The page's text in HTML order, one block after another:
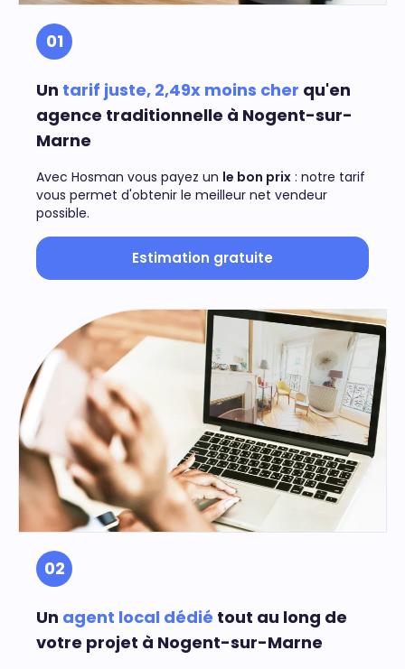
01
Un tarif juste, 2,49x moins cher qu'en
agence traditionnelle à Nogent-sur-
Marne
Avec Hosman vous payez un le bon prix : notre tarif
vous permet d'obtenir le meilleur net vendeur
possible.
Estimation gratuite
02
Un agent local dédié tout au long de
votre projet à Nogent-sur-Marne